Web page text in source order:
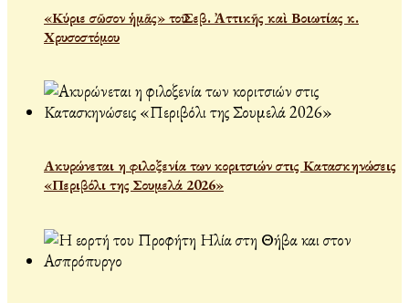
«Κύριε σῶσον ἡμᾶς» τοῦ Σεβ. Ἀττικῆς καὶ Βοιωτίας κ.
Χρυσοστόμου
Ακυρώνεται η φιλοξενία των κοριτσιών στις Κατασκηνώσεις
«Περιβόλι της Σουμελά 2026»